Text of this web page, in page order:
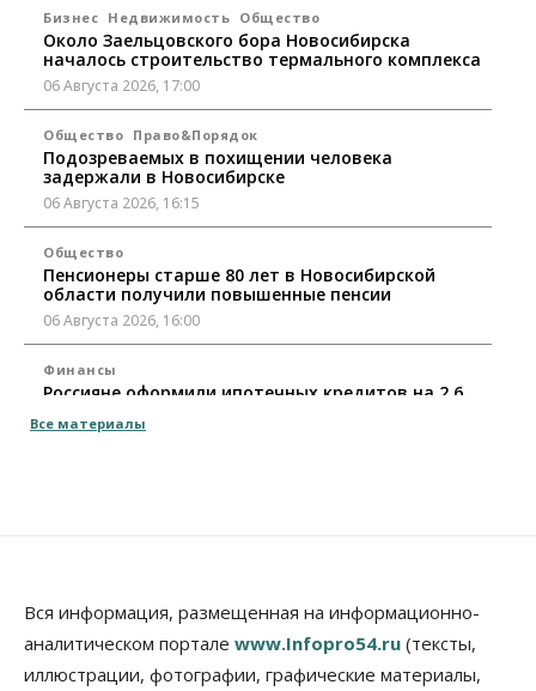
Бизнес Недвижимость Общество
Около Заельцовского бора Новосибирска
началось строительство термального комплекса
06 Августа 2026, 17:00
Общество Право&Порядок
Подозреваемых в похищении человека
задержали в Новосибирске
06 Августа 2026, 16:15
Общество
Пенсионеры старше 80 лет в Новосибирской
области получили повышенные пенсии
06 Августа 2026, 16:00
Финансы
Россияне оформили ипотечных кредитов на 2,6
06 Августа 2026, 15:53
Бизнес
Правительство России продлило разрешение на
выпуск бензина «Евро-3»
06 Августа 2026, 14:00
Все материалы
Вся информация, размещенная на информационно-
аналитическом портале www.Infopro54.ru (тексты,
иллюстрации, фотографии, графические материалы,